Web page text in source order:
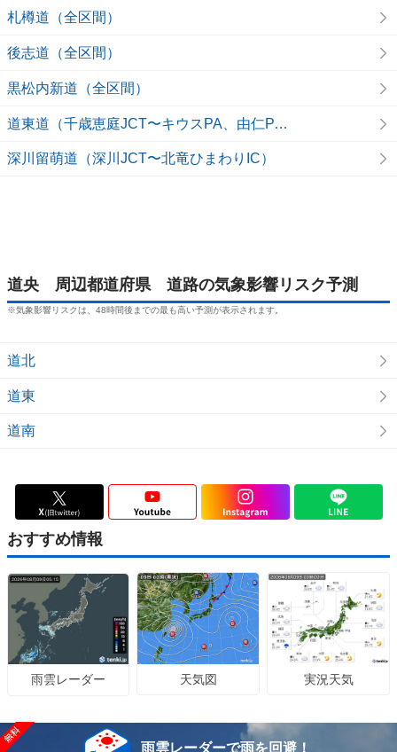
列車の遅れや運休も 東北は9日暴風警戒
気象予報士の解説をもっと見る
札樽道（全区間）
後志道（全区間）
黒松内新道（全区間）
道東道（千歳恵庭JCT〜キウスPA、由仁PA〜夕張IC）
深川留萌道（深川JCT〜北竜ひまわりIC）
道央 周辺都道府県 道路の気象影響リスク予測
※気象影響リスクは、48時間後までの最も高い予測が表示されます。
道北
道東
道南
おすすめ情報
雨雲レーダー 天気図 実況天気
雨雲レーダーで雨を回避！